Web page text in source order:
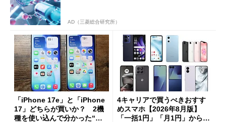
AD（三菱総合研究所）
「iPhone 17e」と「iPhone
17」どちらが買いか？ 2機
種を使い込んで分かった“ス
4キャリアで買うべきおすす
めスマホ【2026年8月版】
「一括1円」「月1円」からお